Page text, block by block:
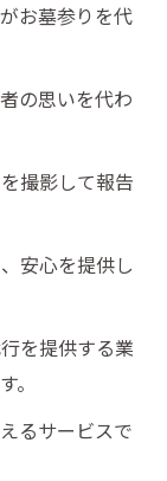
お墓参りを代
の思いを代わ
撮影して報告
安心を提供し
を提供する業
。
るサービスで